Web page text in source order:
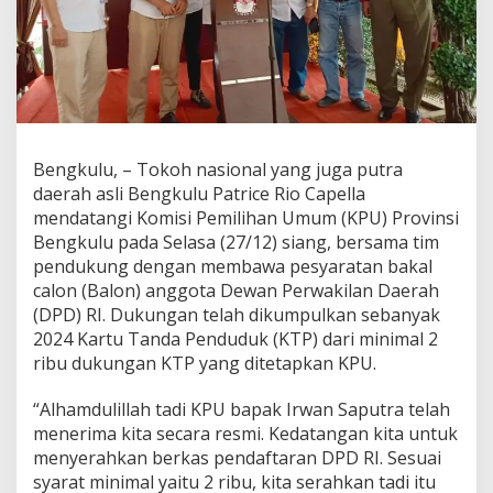
Bengkulu, – Tokoh nasional yang juga putra
daerah asli Bengkulu Patrice Rio Capella
mendatangi Komisi Pemilihan Umum (KPU) Provinsi
Bengkulu pada Selasa (27/12) siang, bersama tim
pendukung dengan membawa pesyaratan bakal
calon (Balon) anggota Dewan Perwakilan Daerah
(DPD) RI. Dukungan telah dikumpulkan sebanyak
2024 Kartu Tanda Penduduk (KTP) dari minimal 2
ribu dukungan KTP yang ditetapkan KPU.
“Alhamdulillah tadi KPU bapak Irwan Saputra telah
menerima kita secara resmi. Kedatangan kita untuk
menyerahkan berkas pendaftaran DPD RI. Sesuai
syarat minimal yaitu 2 ribu, kita serahkan tadi itu